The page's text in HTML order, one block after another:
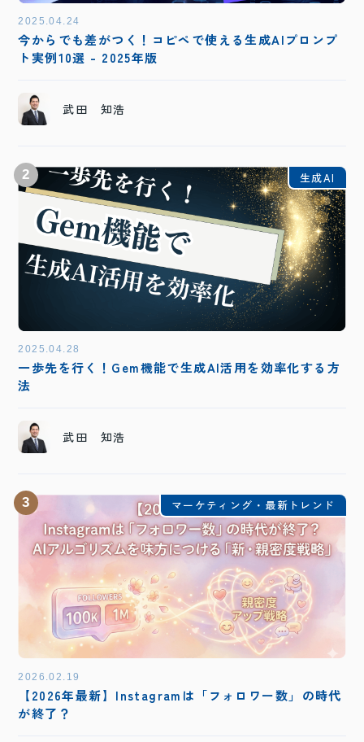
2025.04.24
今からでも差がつく！コピペで使える生成AIプロンプ
ト実例10選 - 2025年版
武田 知浩
2 生成AI
2025.04.28
一歩先を行く！Gem機能で生成AI活用を効率化する方
法
武田 知浩
3 マーケティング・最新トレンド
2026.02.19
【2026年最新】Instagramは「フォロワー数」の時代
が終了？